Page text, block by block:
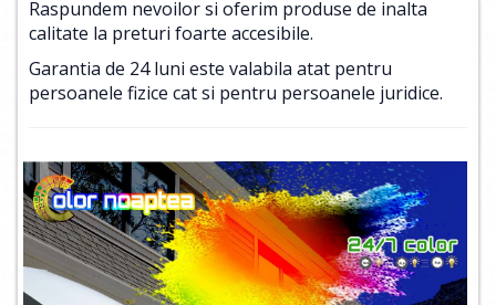
Raspundem nevoilor si oferim produse de inalta
calitate la preturi foarte accesibile.
Garantia de 24 luni este valabila atat pentru
persoanele fizice cat si pentru persoanele juridice.